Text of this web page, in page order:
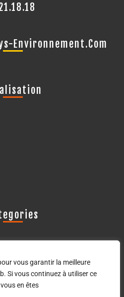
vous garantir la meilleure
Si vous continuez à utiliser ce
en êtes
Environnement.com